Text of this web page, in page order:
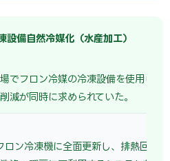
備自然冷媒化（水産加工）
でフロン冷媒の冷凍設備を使用して
減が同時に求められていた。
ン冷凍機に全面更新し、排熱回収ヒ